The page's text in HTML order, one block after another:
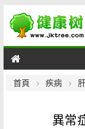
男性
首頁 疾病
異常